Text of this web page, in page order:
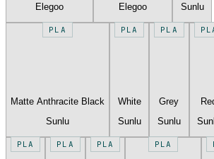
Elegoo
Elegoo
Sunlu
PLA
Matte Anthracite Black
Sunlu
PLA
White
Sunlu
PLA
Grey
Sunlu
PLA PLA PLA PLA